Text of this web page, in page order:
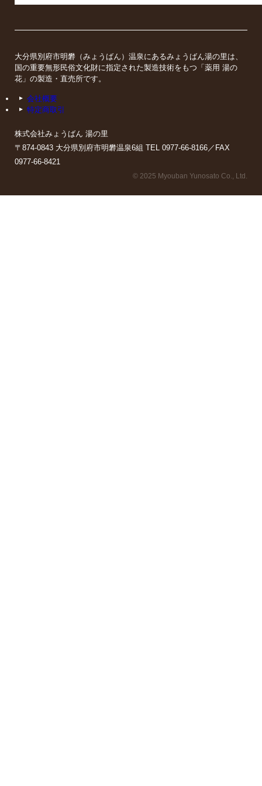
大分県別府市明礬（みょうばん）温泉にあるみょうばん湯の里は、
国の重要無形民俗文化財に指定された製造技術をもつ「薬用 湯の
花」の製造・直売所です。
会社概要
特定商取引
株式会社みょうばん 湯の里
〒874-0843 大分県別府市明礬温泉6組 TEL 0977-66-8166／FAX
0977-66-8421
© 2025 Myouban Yunosato Co., Ltd.